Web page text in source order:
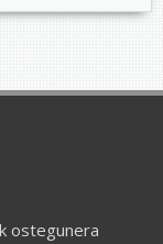
ostegunera